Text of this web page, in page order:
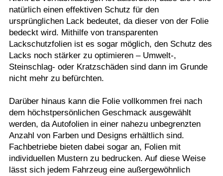
natürlich einen effektiven Schutz für den
ursprünglichen Lack bedeutet, da dieser von der Folie
bedeckt wird. Mithilfe von transparenten
Lackschutzfolien ist es sogar möglich, den Schutz des
Lacks noch stärker zu optimieren – Umwelt-,
Steinschlag- oder Kratzschäden sind dann im Grunde
nicht mehr zu befürchten.
Darüber hinaus kann die Folie vollkommen frei nach
dem höchstpersönlichen Geschmack ausgewählt
werden, da Autofolien in einer nahezu unbegrenzten
Anzahl von Farben und Designs erhältlich sind.
Fachbetriebe bieten dabei sogar an, Folien mit
individuellen Mustern zu bedrucken. Auf diese Weise
lässt sich jedem Fahrzeug eine außergewöhnlich